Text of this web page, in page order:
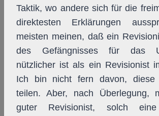
Taktik, wo andere sich für die
direktesten Erklärungen
meisten meinen, daß ein
des Gefängnisses für das
nützlicher ist als ein Revisionist
Ich bin nicht fern davon, diese
teilen. Aber, nach Überlegung,
guter Revisionist, solch eine